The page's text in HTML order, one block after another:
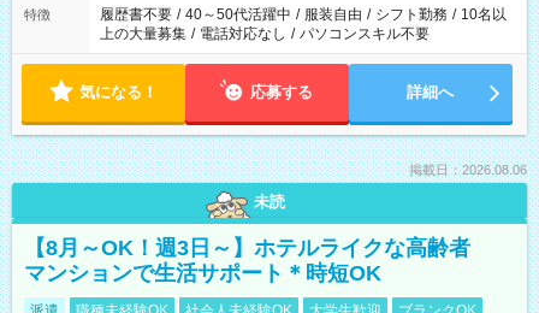
合は応募できません。
特徴 履歴書不要 / 40～50代活躍中 / 服装自由 / シフト勤務 / 10名以
上の大量募集 / 電話対応なし / パソコンスキル不要
気になる！ 応募する 詳細へ
掲載日：2026.08.06
未読
【8月～OK！週3日～】ホテルライクな高齢者
マンションで生活サポート＊時短OK